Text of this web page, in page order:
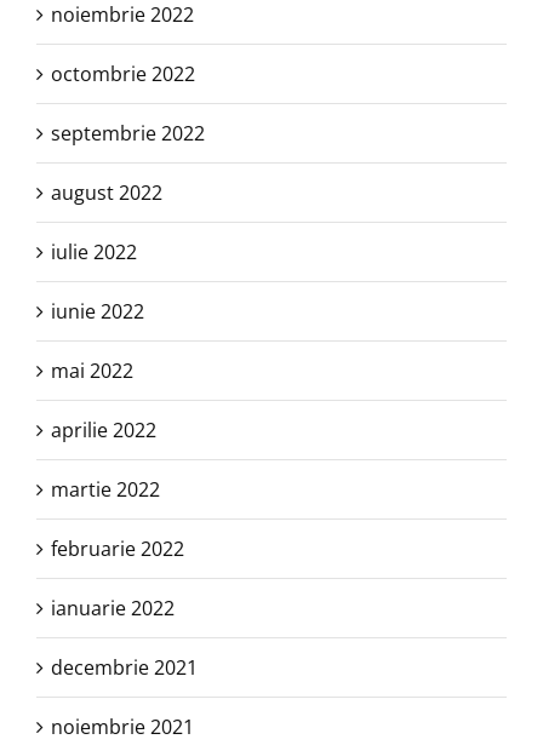
noiembrie 2022
octombrie 2022
septembrie 2022
august 2022
iulie 2022
iunie 2022
mai 2022
aprilie 2022
martie 2022
februarie 2022
ianuarie 2022
decembrie 2021
noiembrie 2021